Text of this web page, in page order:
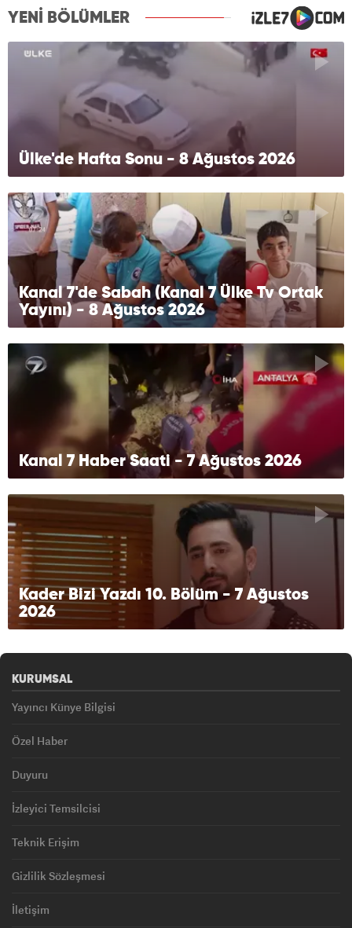
YENİ BÖLÜMLER
Ülke'de Hafta Sonu - 8 Ağustos 2026
Kanal 7'de Sabah (Kanal 7 Ülke Tv Ortak
Yayını) - 8 Ağustos 2026
Kanal 7 Haber Saati - 7 Ağustos 2026
Kader Bizi Yazdı 10. Bölüm - 7 Ağustos
2026
KURUMSAL
Yayıncı Künye Bilgisi
Özel Haber
Duyuru
İzleyici Temsilcisi
Teknik Erişim
Gizlilik Sözleşmesi
İletişim